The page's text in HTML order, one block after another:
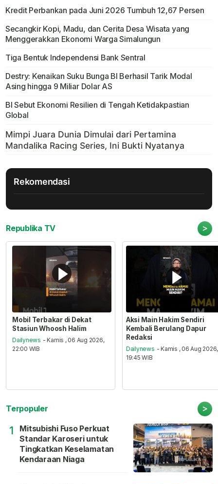
Kredit Perbankan pada Juni 2026 Tumbuh 12,67 Persen
Secangkir Kopi, Madu, dan Cerita Desa Wisata yang
Menggerakkan Ekonomi Warga Simalungun
Tiga Bentuk Independensi Bank Sentral
Destry: Kenaikan Suku Bunga BI Berhasil Tarik Modal
Asing hingga 9 Miliar Dolar AS
BI Sebut Ekonomi Resilien di Tengah Ketidakpastian
Global
Rekomendasi
Republika TV >
Mobil Terbakar di Dekat
Stasiun Whoosh Halim
Dailynews - Kamis , 06 Aug 2026,
22:00 WIB
Aksi Main Hakim Sendiri
Kembali Berulang Dapur
Redaksi
Dailynews - Kamis , 06 Aug 2026,
19:45 WIB
Terpopuler >
1
Mitsubishi Fuso Perkuat
Standar Karoseri untuk
Tingkatkan Keselamatan
Kendaraan Niaga